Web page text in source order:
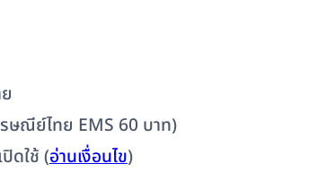
ษณีย์ไทย EMS 60 บาท)
ดใช้ (อ่านเงื่อนไข)